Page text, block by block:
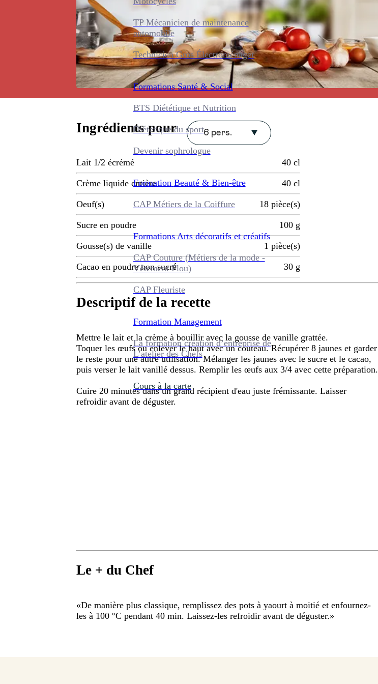
TP Mécanicien de maintenance
automobile
Technicien Gros Électroménager
Formations Santé & Social
BTS Diététique et Nutrition
Diététique du sport
Devenir sophrologue
Formation Beauté & Bien-être
CAP Métiers de la Coiffure
Formations Arts décoratifs et créatifs
CAP Couture (Métiers de la mode -
Vêtement Flou)
CAP Fleuriste
Formation Management
La formation création d’entreprise de
L’atelier des Chefs
Cours à la carte
Ingrédients pour 6 pers.
Lait 1/2 écrémé 40 cl
Crème liquide entière 40 cl
Oeuf(s) 18 pièce(s)
Sucre en poudre 100 g
Gousse(s) de vanille 1 pièce(s)
Cacao en poudre non sucré 30 g
Descriptif de la recette
Mettre le lait et la crème à bouillir avec la gousse de vanille grattée.
Toquer les œufs ou enlever le haut avec un couteau. Récupérer 8 jaunes et garder
le reste pour une autre utilisation. Mélanger les jaunes avec le sucre et le cacao,
puis verser le lait vanillé dessus. Remplir les œufs aux 3/4 avec cette préparation.
Cuire 20 minutes dans un grand récipient d'eau juste frémissante. Laisser
refroidir avant de déguster.
Le + du Chef
«De manière plus classique, remplissez des pots à yaourt à moitié et enfournez-
les à 100 °C pendant 40 min. Laissez-les refroidir avant de déguster.»